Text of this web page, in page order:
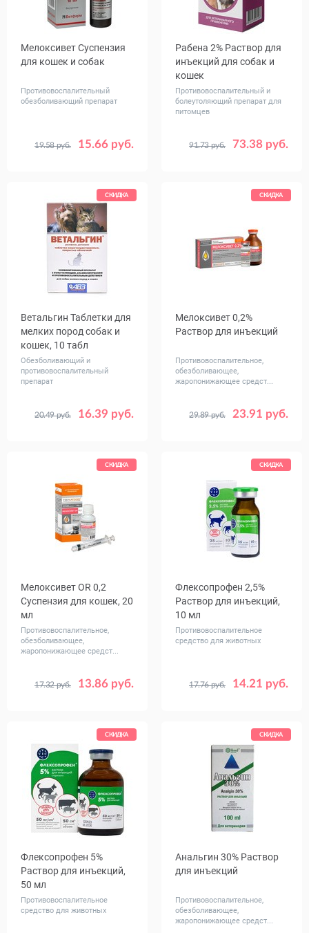
Мелоксивет Суспензия
для кошек и собак
Противовоспалительный
обезболивающий препарат
15.66 руб.
19.58 руб.
Объем,
10 50
Рабена 2% Раствор для
инъекций для собак и
кошек
Противовоспалительный и
болеутоляющий препарат для
питомцев
73.38 руб.
91.73 руб.
Объем,
20
СКИДКА
Ветальгин Таблетки для
мелких пород собак и
кошек, 10 табл
Обезболивающий и
противовоспалительный
препарат
16.39 руб.
20.49 руб.
СКИДКА
Мелоксивет 0,2%
Раствор для инъекций
Противовоспалительное,
обезболивающее,
жаропонижающее средст...
23.91 руб.
29.89 руб.
Объем,
10 - 5 флаконов
СКИДКА
Мелоксивет OR 0,2
Суспензия для кошек, 20
мл
Противовоспалительное,
обезболивающее,
жаропонижающее средст...
13.86 руб.
17.32 руб.
СКИДКА
Флексопрофен 2,5%
Раствор для инъекций,
10 мл
Противовоспалительное
средство для животных
14.21 руб.
17.76 руб.
СКИДКА
Флексопрофен 5%
Раствор для инъекций,
50 мл
Противовоспалительное
средство для животных
СКИДКА
Анальгин 30% Раствор
для инъекций
Противовоспалительное,
обезболивающее,
жаропонижающее средст...